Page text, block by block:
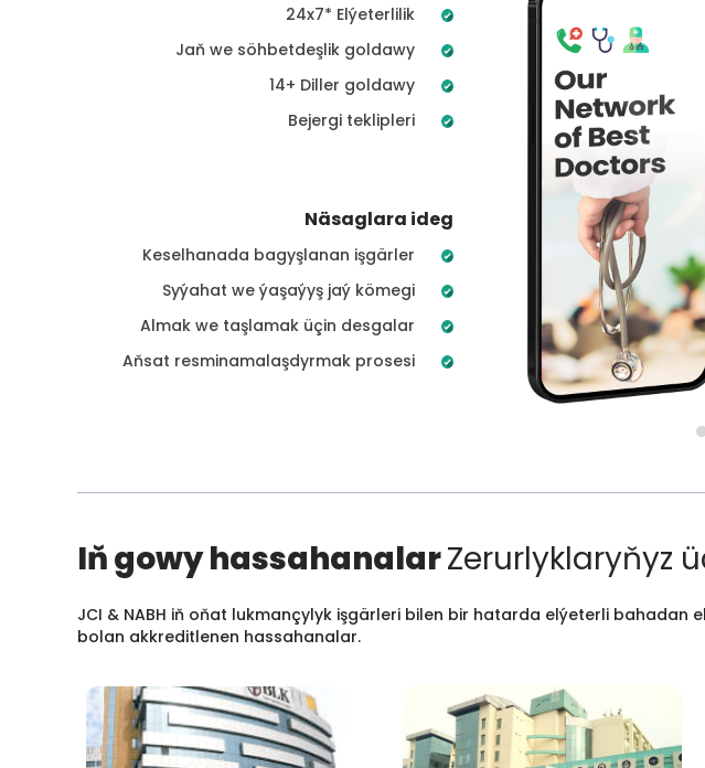
24x7* Elýeterlilik
Jaň we söhbetdeşlik goldawy
14+ Diller goldawy
Bejergi teklipleri
Näsaglara ideg
Keselhanada bagyşlanan işgärler
Syýahat we ýaşaýyş jaý kömegi
Almak we taşlamak üçin desgalar
Aňsat resminamalaşdyrmak prosesi
Iň gowy hassahanalarZerurlyklaryňyz
JCI & NABH iň oňat lukmançylyk işgärleri bilen bir hatarda elýeterli bahadan
bolan akkreditlenen hassahanalar.